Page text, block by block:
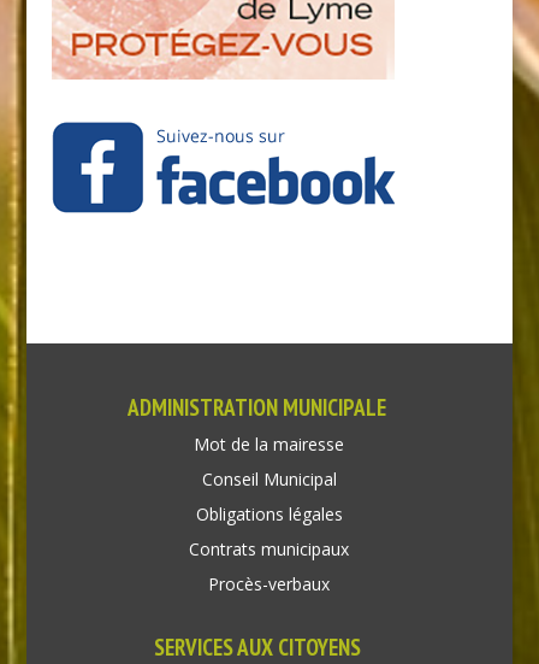
ADMINISTRATION MUNICIPALE
Mot de la mairesse
Conseil Municipal
Obligations légales
Contrats municipaux
Procès-verbaux
SERVICES AUX CITOYENS